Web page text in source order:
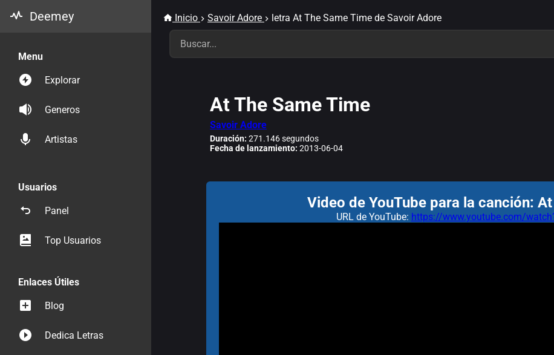
Deemey
Menu
Explorar
Generos
Artistas
Usuarios
Panel
Top Usuarios
Enlaces Útiles
Blog
Dedica Letras
Inicio Savoir Adore letra At The Same Time de Savoir Adore
At The Same Time
Savoir Adore
Duración: 271.146 segundos
Fecha de lanzamiento: 2013-06-04
Video de YouTube para la canción:
URL de YouTube: https://www.youtube.com/